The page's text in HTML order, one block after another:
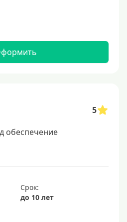
5
обеспечение
Срок:
до 10 лет